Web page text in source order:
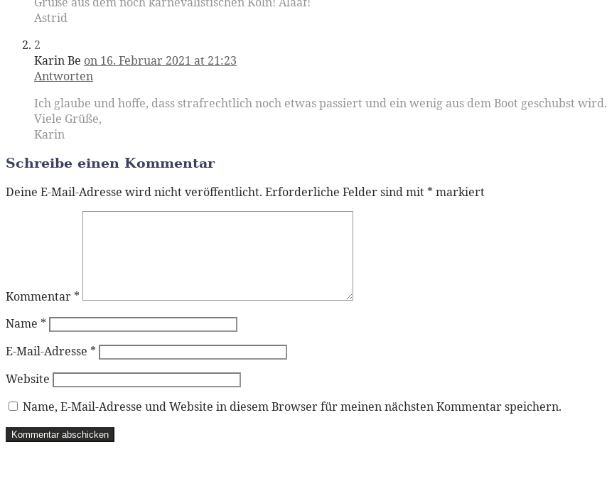
Astrid
2
Karin Be on 16. Februar 2021 at 21:23
Antworten
Ich glaube und hoffe, dass strafrechtlich noch etwas passiert und ein wenig aus dem Boot geschubst wird.
Viele Grüße,
Karin
Schreibe einen Kommentar
Deine E-Mail-Adresse wird nicht veröffentlicht. Erforderliche Felder sind mit * markiert
Kommentar *
Name *
E-Mail-Adresse *
Website
Name, E-Mail-Adresse und Website in diesem Browser für meinen nächsten Kommentar speichern.